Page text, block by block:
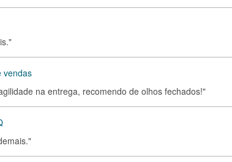
vendas
na entrega, recomendo de olhos fechados!"